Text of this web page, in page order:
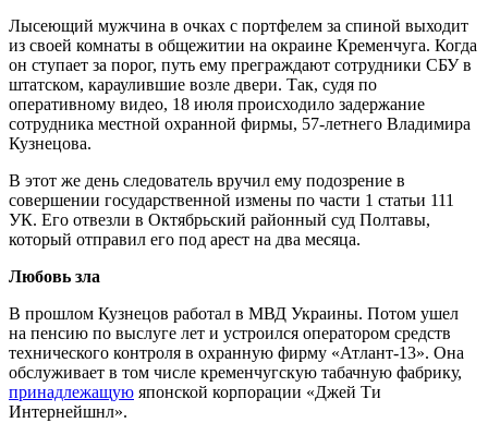
Лысеющий мужчина в очках с портфелем за спиной выходит
из своей комнаты в общежитии на окраине Кременчуга. Когда
он ступает за порог, путь ему преграждают сотрудники СБУ в
штатском, караулившие возле двери. Так, судя по
оперативному видео, 18 июля происходило задержание
сотрудника местной охранной фирмы, 57-летнего Владимира
Кузнецова.
В этот же день следователь вручил ему подозрение в
совершении государственной измены по части 1 статьи 111
УК. Его отвезли в Октябрьский районный суд Полтавы,
который отправил его под арест на два месяца.
Любовь зла
В прошлом Кузнецов работал в МВД Украины. Потом ушел
на пенсию по выслуге лет и устроился оператором средств
технического контроля в охранную фирму «Атлант-13». Она
обслуживает в том числе кременчугскую табачную фабрику,
принадлежащую японской корпорации «Джей Ти
Интернейшнл».